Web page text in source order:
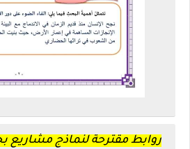
روابط مقترحة لنماذج مشاريع